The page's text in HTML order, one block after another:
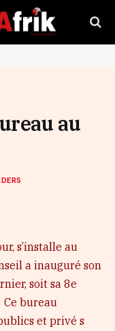
au
s’installe au
a inauguré son
soit sa 8e
bureau
et privé s